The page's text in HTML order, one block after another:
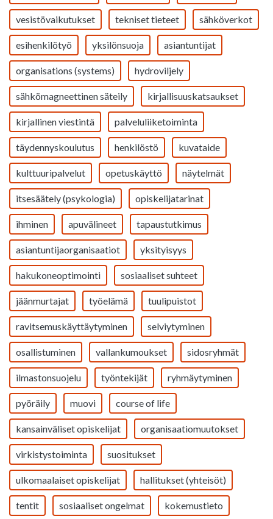
vesistövaikutukset tekniset tieteet sähköverkot
esihenkilötyö yksilönsuoja asiantuntijat
organisations (systems) hydroviljely
sähkömagneettinen säteily kirjallisuuskatsaukset
kirjallinen viestintä palveluliiketoiminta
täydennyskoulutus henkilöstö kuvataide
kulttuuripalvelut opetuskäyttö näytelmät
itsesäätely (psykologia) opiskelijatarinat
ihminen apuvälineet tapaustutkimus
asiantuntijaorganisaatiot yksityisyys
hakukoneoptimointi sosiaaliset suhteet
jäänmurtajat työelämä tuulipuistot
ravitsemuskäyttäytyminen selviytyminen
osallistuminen vallankumoukset sidosryhmät
ilmastonsuojelu työntekijät ryhmäytyminen
pyöräily muovi course of life
kansainväliset opiskelijat organisaatiomuutokset
virkistystoiminta suositukset
ulkomaalaiset opiskelijat hallitukset (yhteisöt)
tentit sosiaaliset ongelmat kokemustieto